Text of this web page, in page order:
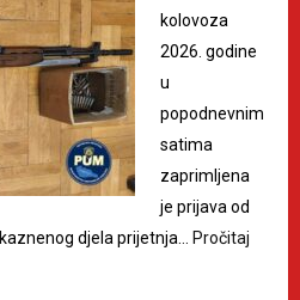
kolovoza
2026. godine
u
popodnevnim
satima
zaprimljena
je prijava od
djela prijetnja…
Pročitaj